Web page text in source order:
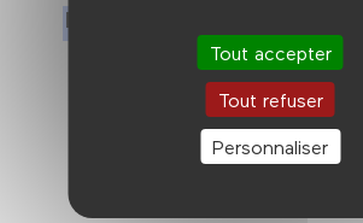
Tout accepter
Tout refuser
Personnaliser
En partenariat avec